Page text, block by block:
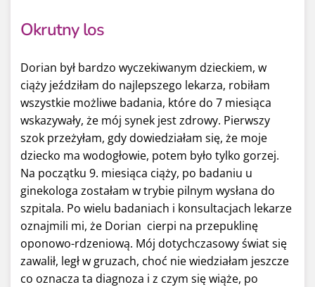
Okrutny los
Dorian był bardzo wyczekiwanym dzieckiem, w
ciąży jeździłam do najlepszego lekarza, robiłam
wszystkie możliwe badania, które do 7 miesiąca
wskazywały, że mój synek jest zdrowy. Pierwszy
szok przeżyłam, gdy dowiedziałam się, że moje
dziecko ma wodogłowie, potem było tylko gorzej.
Na początku 9. miesiąca ciąży, po badaniu u
ginekologa zostałam w trybie pilnym wysłana do
szpitala. Po wielu badaniach i konsultacjach lekarze
oznajmili mi, że Dorian cierpi na przepuklinę
oponowo-rdzeniową. Mój dotychczasowy świat się
zawalił, legł w gruzach, choć nie wiedziałam jeszcze
co oznacza ta diagnoza i z czym się wiąże, po